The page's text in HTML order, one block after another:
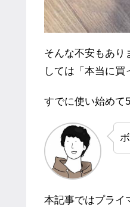
そんな不安もあり
しては「本当に買
すでに使い始めて
本記事ではプライ